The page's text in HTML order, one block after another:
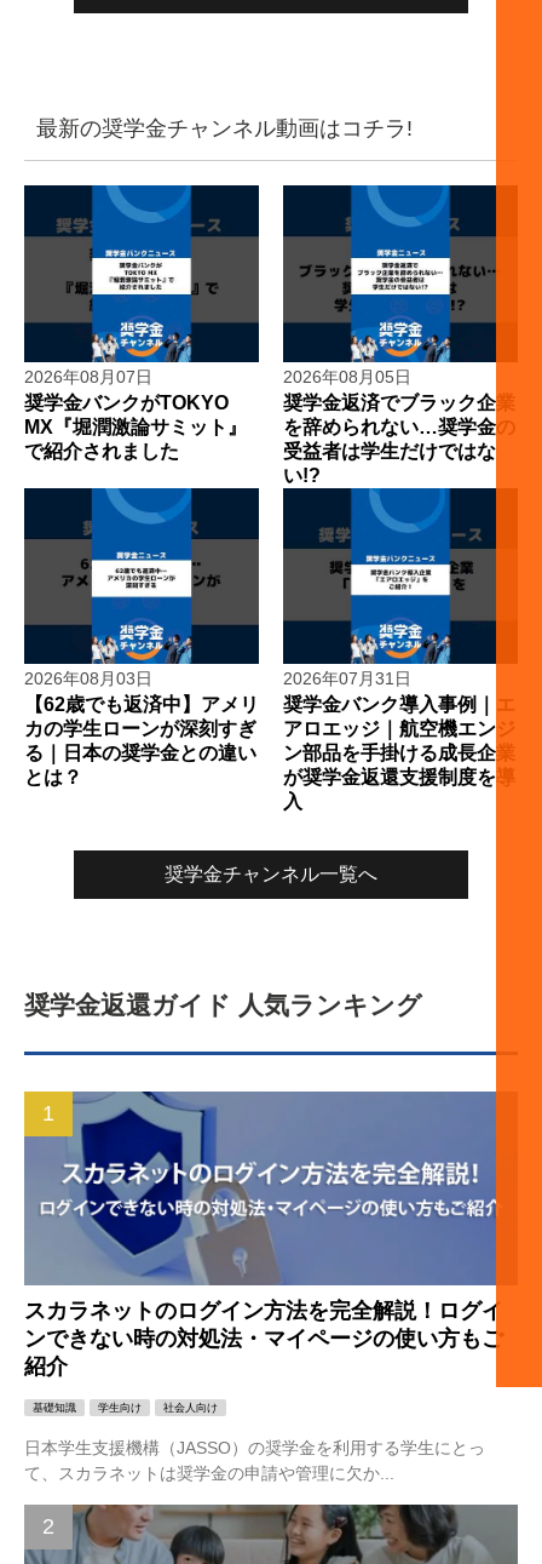
最新の奨学金チャンネル動画はコチラ!
2026年08月07日
奨学金バンクがTOKYO
MX『堀潤激論サミット』
で紹介されました
2026年08月05日
奨学金返済でブラック企業
を辞められない…奨学金の
受益者は学生だけではな
い!?
2026年08月03日
【62歳でも返済中】アメリ
カの学生ローンが深刻すぎ
る｜日本の奨学金との違い
とは？
2026年07月31日
奨学金バンク導入事例｜エ
アロエッジ｜航空機エンジ
ン部品を手掛ける成長企業
が奨学金返還支援制度を導
入
奨学金チャンネル一覧へ
奨学金返還ガイド 人気ランキング
スカラネットのログイン方法を完全解説！ログイ
ンできない時の対処法・マイページの使い方もご
紹介
基礎知識 学生向け 社会人向け
日本学生支援機構（JASSO）の奨学金を利用する学生にとっ
て、スカラネットは奨学金の申請や管理に欠か...